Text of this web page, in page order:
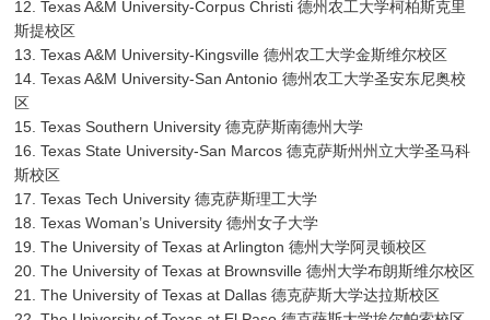
12. Texas A&M University-Corpus Christi 德州农工大学柯柏斯克里
斯提校区
13. Texas A&M University-Kingsville 德州农工大学金斯维尔校区
14. Texas A&M University-San Antonio 德州农工大学圣安东尼奥校
区
15. Texas Southern University 德克萨斯南德州大学
16. Texas State University-San Marcos 德克萨斯州州立大学圣马科
斯校区
17. Texas Tech University 德克萨斯理工大学
18. Texas Woman’s University 德州女子大学
19. The University of Texas at Arlington 德州大学阿灵顿校区
20. The University of Texas at Brownsville 德州大学布朗斯维尔校区
21. The University of Texas at Dallas 德克萨斯大学达拉斯校区